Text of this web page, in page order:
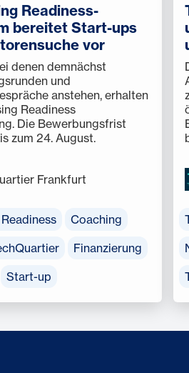
Readiness-
bereitet Start-ups
vor
denen demnächst
und
anstehen, erhalten
Readiness
Die Bewerbungsfrist
zum 24. August.
Frankfurt
Coaching
Finanzierung
Start-up